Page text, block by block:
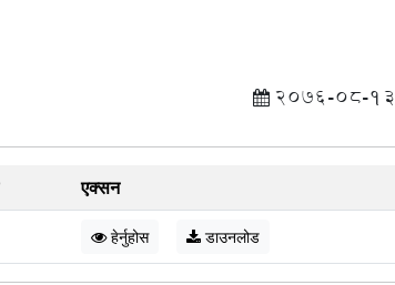
2076-08-13
एक्सन
हेर्नुहोस डाउनलोड